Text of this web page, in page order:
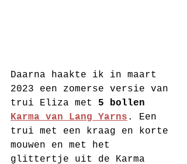
Daarna haakte ik in maart
2023 een zomerse versie van
trui Eliza met 5 bollen
Karma van Lang Yarns . Een
trui met een kraag en korte
mouwen en met het
glittertje uit de Karma